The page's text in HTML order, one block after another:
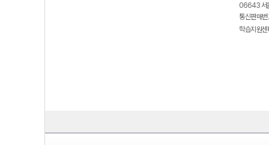
06643 서
통신판매
학습지원